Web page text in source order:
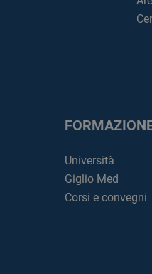
Università
Giglio Med
Corsi e convegni